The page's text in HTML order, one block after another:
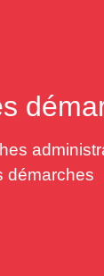
démarches